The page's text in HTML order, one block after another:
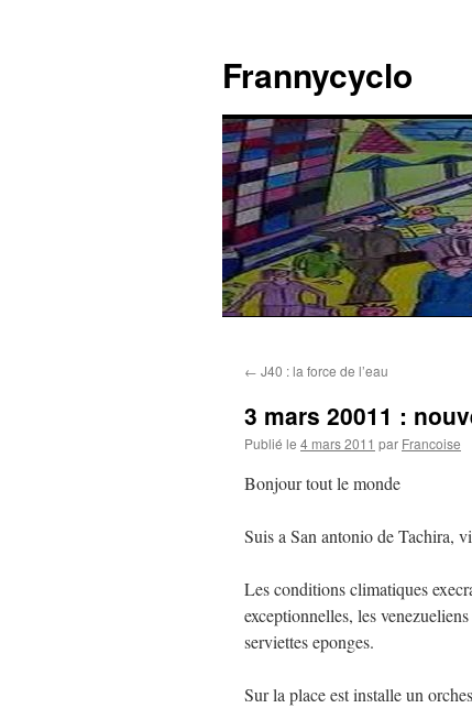
contenu
Frannycyclo
← J40 : la force de l’eau
3 mars 20011 :
Publié le 4 mars 2011 par Francoise
Bonjour tout le monde
Suis a San antonio de Tachira,
Les conditions climatiques
exceptionnelles, les
serviettes eponges.
Sur la place est installe un